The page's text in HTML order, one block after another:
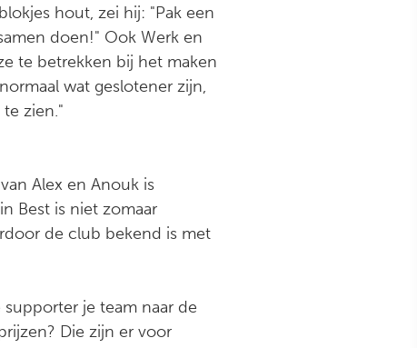
hout, zei hij: "Pak een
doen!" Ook Werk en
te betrekken bij het maken
wat geslotener zijn,
zien."
Alex en Anouk is
Best is niet zomaar
de club bekend is met
je team naar de
Die zijn er voor